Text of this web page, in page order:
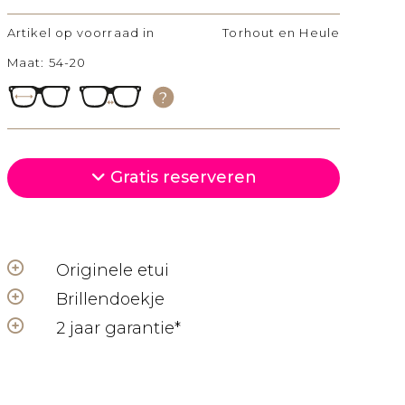
Artikel op voorraad in Torhout en Heule
Maat: 54-20
Gratis reserveren
Originele etui
Brillendoekje
2 jaar garantie*